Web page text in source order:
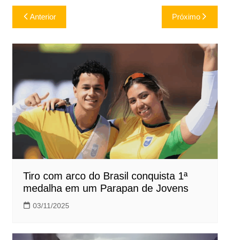
Navegação
de
Post
Anterior Próximo
Tiro com arco do Brasil conquista 1ª
medalha em um Parapan de Jovens
03/11/2025